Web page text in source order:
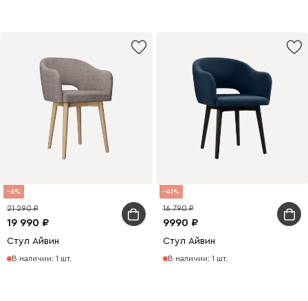
6
19 990
21 290
Стул Айвин
В наличии: 1 шт.
41
9990
16 790
Стул Айвин
В наличии: 1 шт.